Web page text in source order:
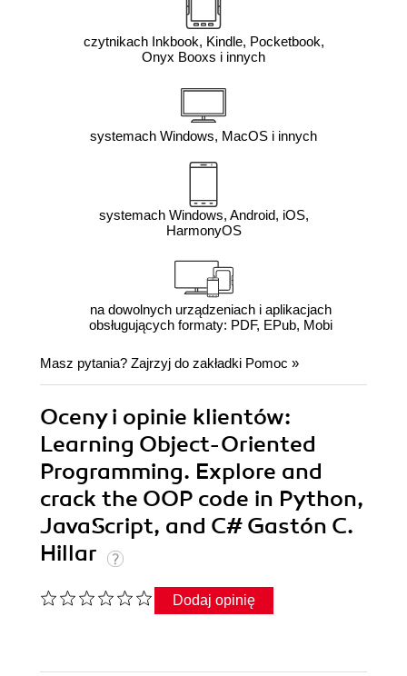
czytnikach Inkbook, Kindle, Pocketbook,
Onyx Booxs i innych
systemach Windows, MacOS i innych
systemach Windows, Android, iOS,
HarmonyOS
na dowolnych urządzeniach i aplikacjach
obsługujących formaty: PDF, EPub, Mobi
Masz pytania? Zajrzyj do zakładki Pomoc »
Oceny i opinie klientów:
Learning Object-Oriented
Programming. Explore and
crack the OOP code in Python,
JavaScript, and C# Gastón C.
Hillar
Dodaj opinię